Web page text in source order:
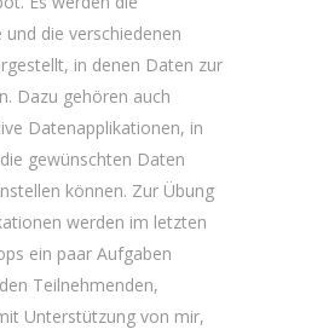
die verschiedenen
in denen Daten zur
Dazu gehören auch
Datenapplikationen, in
gewünschten Daten
können. Zur Übung
werden im letzten
ein paar Aufgaben
Teilnehmenden,
Unterstützung von mir,